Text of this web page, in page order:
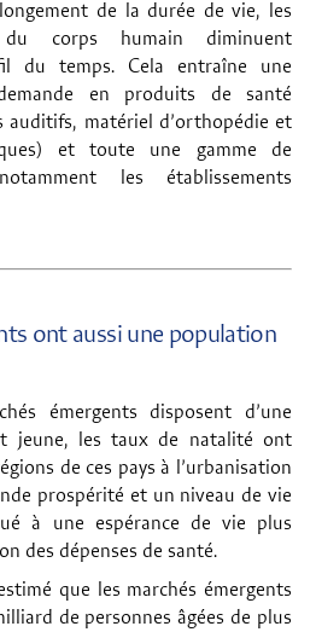
de la durée de vie, les
du corps humain diminuent
du temps. Cela entraîne une
en produits de santé
auditifs, matériel d’orthopédie et
et toute une gamme de
les établissements
ont aussi une population
émergents disposent d’une
jeune, les taux de natalité ont
de ces pays à l’urbanisation
prospérité et un niveau de vie
à une espérance de vie plus
des dépenses de santé.
que les marchés émergents
de personnes âgées de plus